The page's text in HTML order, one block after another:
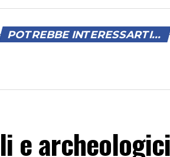
POTREBBE INTERESSARTI...
e